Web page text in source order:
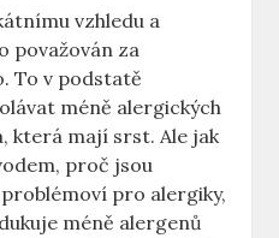
vzhledu a
považován za
To v podstatě
méně alergických
která mají srst. Ale jak
proč jsou
pro alergiky,
méně alergenů